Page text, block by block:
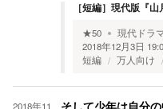
［短編］現代版『山
★50 現代ドラ
2018年12月3日
短編
万人向け
2018年11